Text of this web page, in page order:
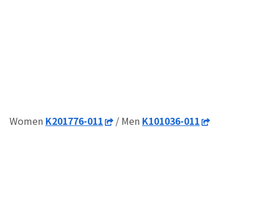
Women K201776-011 / Men K101036-011